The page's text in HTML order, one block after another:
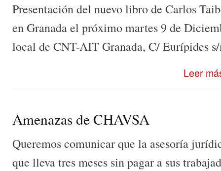
Presentación del nuevo libro de Carlos
en Granada el próximo martes 9 de
local de CNT-AIT Granada, C/ Eurípides
Leer
Amenazas de CHAVSA
Queremos comunicar que la asesoría
que lleva tres meses sin pagar a sus